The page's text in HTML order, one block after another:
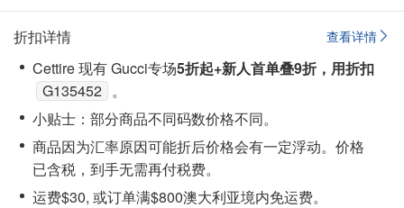
查看详情
折扣详情
Cettire 现有 Gucci专场5折起+新人首单叠9折，用折扣
G135452 。
小贴士：部分商品不同码数价格不同。
商品因为汇率原因可能折后价格会有一定浮动。价格
已含税，到手无需再付税费。
运费$30, 或订单满$800澳大利亚境内免运费。